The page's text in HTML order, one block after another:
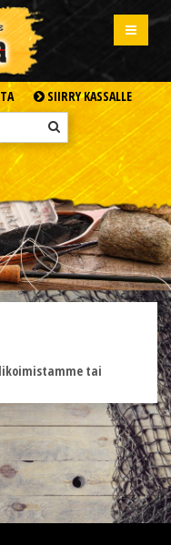
SIIRRY KASSALLE
tai